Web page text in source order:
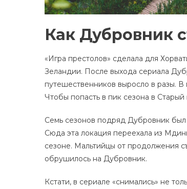
Как Дубровник
«Игра престолов» сделала для
Зеландии. После выхода сериала
путешественников выросло в разы. В
Чтобы попасть в пик сезона в
Семь сезонов подряд Дубровник был
Сюда эта локация переехала из
сезоне. Мальтийцы от продолжения
обрушилось на Дубровник.
Кстати, в сериале «снимались» не